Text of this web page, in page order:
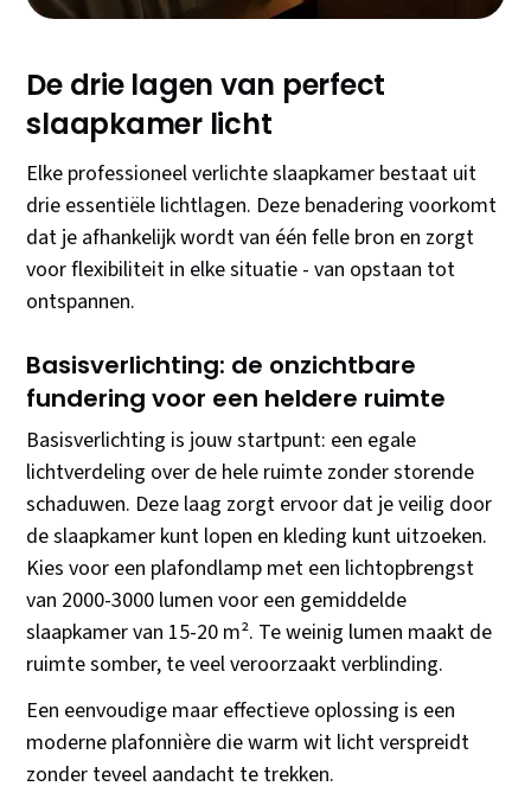
De drie lagen van perfect
slaapkamer licht
Elke professioneel verlichte slaapkamer bestaat uit
drie essentiële lichtlagen. Deze benadering voorkomt
dat je afhankelijk wordt van één felle bron en zorgt
voor flexibiliteit in elke situatie - van opstaan tot
ontspannen.
Basisverlichting: de onzichtbare
fundering voor een heldere ruimte
Basisverlichting is jouw startpunt: een egale
lichtverdeling over de hele ruimte zonder storende
schaduwen. Deze laag zorgt ervoor dat je veilig door
de slaapkamer kunt lopen en kleding kunt uitzoeken.
Kies voor een plafondlamp met een lichtopbrengst
van 2000-3000 lumen voor een gemiddelde
slaapkamer van 15-20 m². Te weinig lumen maakt de
ruimte somber, te veel veroorzaakt verblinding.
Een eenvoudige maar effectieve oplossing is een
moderne plafonnière die warm wit licht verspreidt
zonder teveel aandacht te trekken.